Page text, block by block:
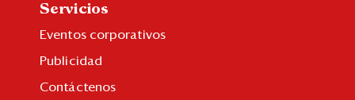
Servicios
Eventos corporativos
Publicidad
Contáctenos